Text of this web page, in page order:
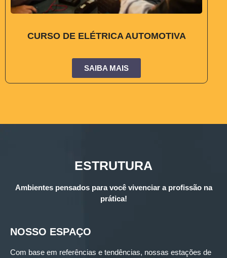
CURSO DE ELÉTRICA AUTOMOTIVA
SAIBA MAIS
ESTRUTURA
Ambientes pensados para você vivenciar a profissão na
prática!
NOSSO ESPAÇO
Com base em referências e tendências, nossas estações de